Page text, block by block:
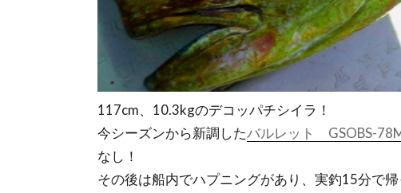
117cm、10.3kgのデコッパチシイラ！
今シーズンから新調したバルレット GSOBS-
なし！
その後は船内でハプニングがあり、実釣15分で